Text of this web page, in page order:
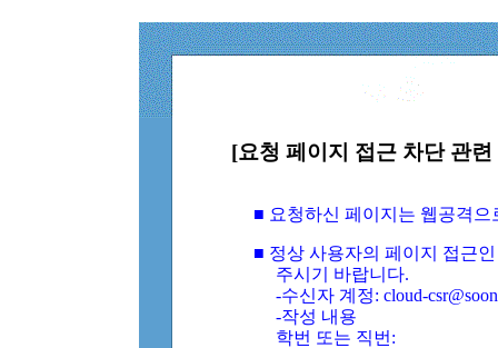
[요청 페이지 접근 차단 관
■ 요청하신 페이지는 웹공격
■ 정상 사용자의 페이지 접근
주시기 바랍니다.
-수신자 계정: cloud-
-작성 내용
학번 또는 직번: